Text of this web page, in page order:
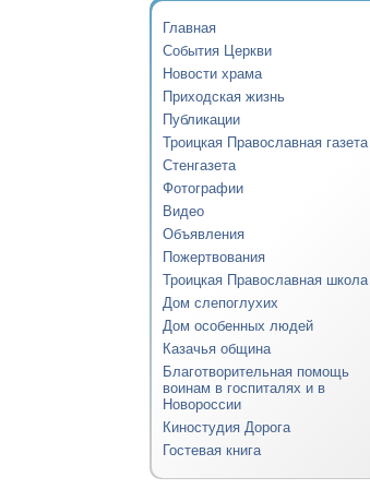
Главная
События Церкви
Новости храма
Приходская жизнь
Публикации
Троицкая Православная газета
Стенгазета
Фотографии
Видео
Объявления
Пожертвования
Троицкая Православная школа
Дом слепоглухих
Дом особенных людей
Казачья община
Благотворительная помощь
воинам в госпиталях и в
Новороссии
Киностудия Дорога
Гостевая книга